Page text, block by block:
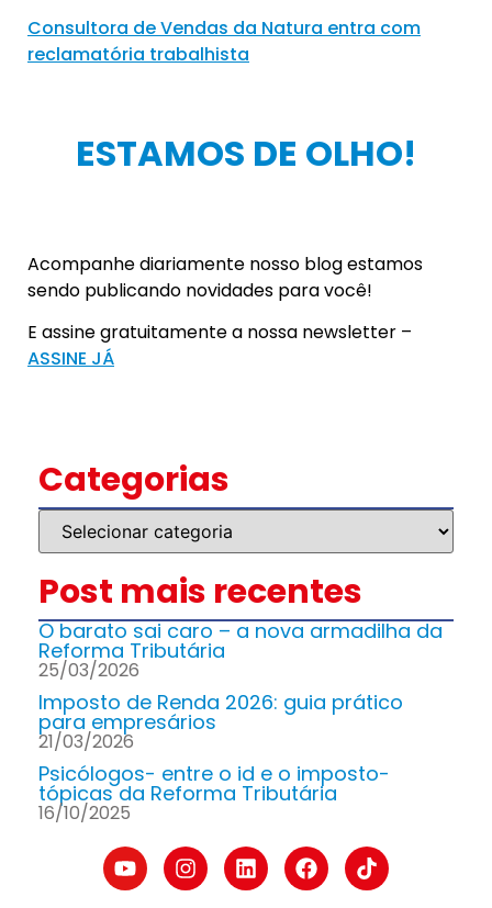
Consultora de Vendas da Natura entra com
reclamatória trabalhista
ESTAMOS DE OLHO!
Acompanhe diariamente nosso blog estamos
sendo publicando novidades para você!
E assine gratuitamente a nossa newsletter –
ASSINE JÁ
Categorias
Post mais recentes
O barato sai caro – a nova armadilha da
Reforma Tributária
25/03/2026
Imposto de Renda 2026: guia prático
para empresários
21/03/2026
Psicólogos- entre o id e o imposto-
tópicas da Reforma Tributária
16/10/2025